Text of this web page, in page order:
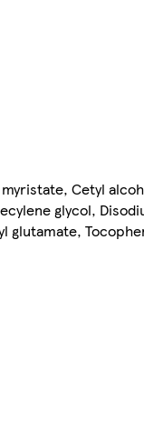
Cetyl
glycol,
glutamate,